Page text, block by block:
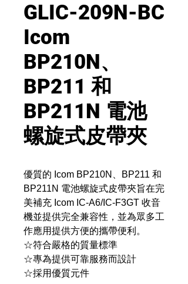
GLIC-209N-BC
Icom
BP210N、
BP211 和
BP211N 電池
螺旋式皮帶夾
優質的 Icom BP210N、BP211 和
BP211N 電池螺旋式皮帶夾旨在完
美補充 Icom IC-A6/IC-F3GT 收音
機並提供完全兼容性，並為眾多工
作應用提供方便的攜帶便利。
☆符合嚴格的質量標準
☆專為提供可靠服務而設計
☆採用優質元件